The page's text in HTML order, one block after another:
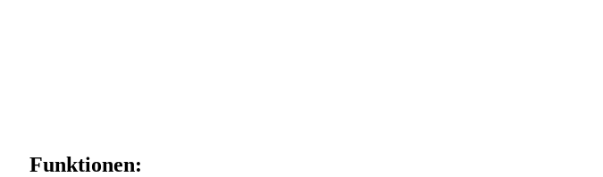
Funktionen: